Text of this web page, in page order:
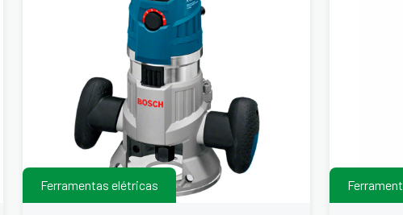
Ferramentas elétricas